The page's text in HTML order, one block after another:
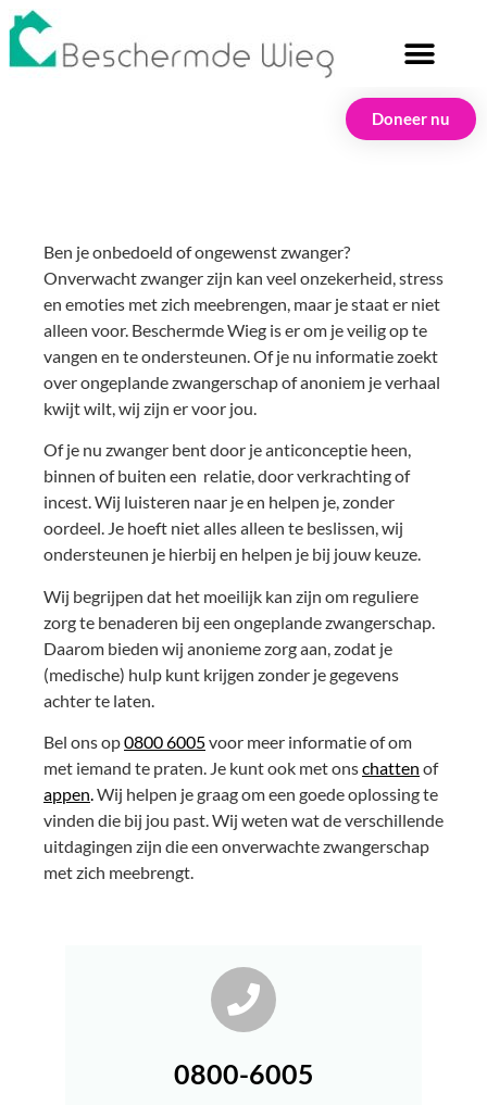
Doneer nu
Ben je onbedoeld of ongewenst zwanger?
Onverwacht zwanger zijn kan veel onzekerheid, stress
en emoties met zich meebrengen, maar je staat er niet
alleen voor. Beschermde Wieg is er om je veilig op te
vangen en te ondersteunen. Of je nu informatie zoekt
over ongeplande zwangerschap of anoniem je verhaal
kwijt wilt, wij zijn er voor jou.
Of je nu zwanger bent door je anticonceptie heen,
binnen of buiten een relatie, door verkrachting of
incest. Wij luisteren naar je en helpen je, zonder
oordeel. Je hoeft niet alles alleen te beslissen, wij
ondersteunen je hierbij en helpen je bij jouw keuze.
Wij begrijpen dat het moeilijk kan zijn om reguliere
zorg te benaderen bij een ongeplande zwangerschap.
Daarom bieden wij anonieme zorg aan, zodat je
(medische) hulp kunt krijgen zonder je gegevens
achter te laten.
Bel ons op0800 6005voor meer informatie of om
met iemand te praten. Je kunt ook met onschatten of
appen.Wij helpen je graag om een goede oplossing te
vinden die bij jou past. Wij weten wat de verschillende
uitdagingen zijn die een onverwachte zwangerschap
met zich meebrengt.
0800-6005